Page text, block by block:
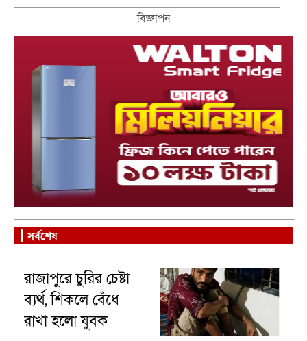
বিজ্ঞাপন
সর্বশেষ
রাজাপুরে চুরির চেষ্টা
ব্যর্থ, শিকলে বেঁধে
রাখা হলো যুবক